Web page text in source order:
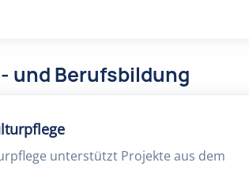
und Berufsbildung
unterstützt Projekte aus dem